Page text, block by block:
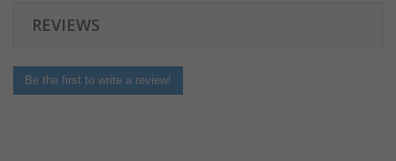
REVIEWS
Be the first to write a review!